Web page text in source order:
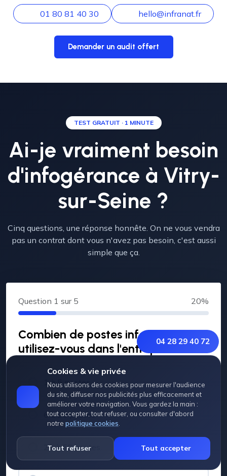
04 28 29 40 72
Cookies & vie privée
Nous utilisons des cookies pour mesurer l'audience
du site, diffuser nos publicités plus efficacement et
améliorer votre navigation. Vous gardez la main :
tout accepter, tout refuser, ou consulter d'abord
notre politique cookies
Tout refuser Tout accepter
01 80 81 40 30 hello@infranat.fr
Demander un audit offert
TEST GRATUIT · 1 MINUTE
Ai-je vraiment besoin
d'infogérance à Vitry-
sur-Seine ?
Cinq questions, une réponse honnête. On ne vous vendra
pas un contrat dont vous n'avez pas besoin, c'est aussi
simple que ça.
Question 1 sur 5 20%
Combien de postes informatiques
utilisez-vous dans l'entreprise ?
1 à 5 postes
6 à 20 postes
21 à 50 postes